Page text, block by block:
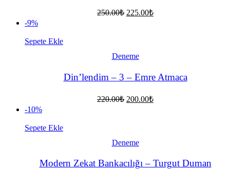
250.00₺ Orijinal
225.00₺Şu
-9%
Sepete Ekle
Deneme
Din’lendim – 3 – Emre Atmaca
220.00₺ Orijinal
200.00₺Şu
-10%
Sepete Ekle
Deneme
Modern Zekat Bankacılığı – Turgut Duman